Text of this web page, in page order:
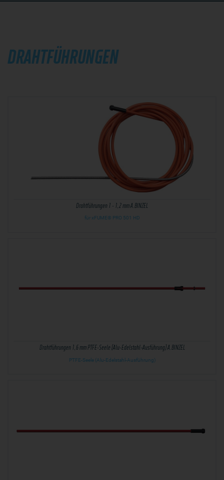
DRAHTFÜHRUNGEN
Drahtführungen 1 - 1,2 mm A.BINZEL
für xFUME® PRO 501 HD
Drahtführungen 1,6 mm PTFE-Seele (Alu-Edelstahl-Ausführung) A.BINZEL
PTFE-Seele (Alu-Edelstahl-Ausführung)